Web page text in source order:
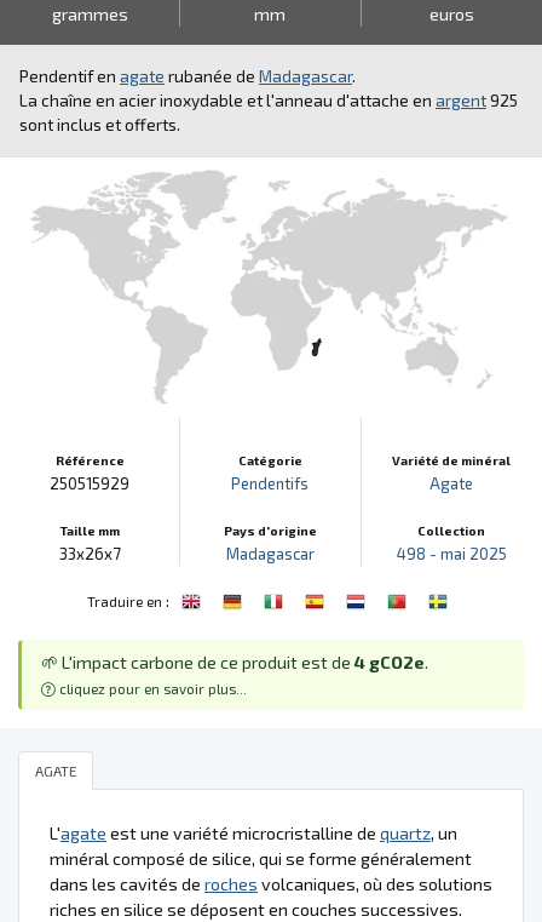
grammes mm euros
Pendentif en agate rubanée de Madagascar.
La chaîne en acier inoxydable et l'anneau d'attache en argent925
sont inclus et offerts.
Référence
250515929
Taille mm
33x26x7
Catégorie
Pendentifs
Pays d'origine
Madagascar
Variété de minéral
Agate
Collection
498 - mai 2025
Traduire en :
🌱 L'impact carbone de ce produit est de 4 gCO2e.
cliquez pour en savoir plus...
AGATE
L'agate est une variété microcristalline de quartz, un
minéral composé de silice, qui se forme généralement
dans les cavités de roches volcaniques, où des solutions
riches en silice se déposent en couches successives.